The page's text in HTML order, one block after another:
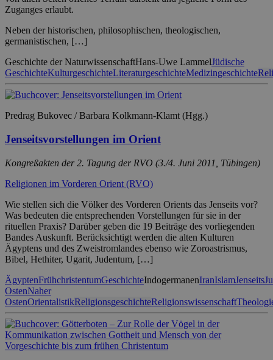
Zuganges erlaubt.
Neben der historischen, philosophischen, theologischen,
germanistischen, […]
Geschichte der NaturwissenschaftHans-Uwe LammelJüdische
GeschichteKulturgeschichteLiteraturgeschichteMedizingeschichte
Predrag Bukovec / Barbara Kolkmann-Klamt (Hgg.)
Jenseitsvorstellungen im Orient
Kongreßakten der 2. Tagung der RVO (3./4. Juni 2011, Tübingen)
Religionen im Vorderen Orient (RVO)
Wie stellen sich die Völker des Vorderen Orients das Jenseits vor?
Was bedeuten die entsprechenden Vorstellungen für sie in der
rituellen Praxis? Darüber geben die 19 Beiträge des vorliegenden
Bandes Auskunft. Berücksichtigt werden die alten Kulturen
Ägyptens und des Zweistromlandes ebenso wie Zoroastrismus,
Bibel, Hethiter, Ugarit, Judentum, […]
ÄgyptenFrühchristentumGeschichteIndogermanenIranIslamJenseits
OstenNaher
OstenOrientalistikReligionsgeschichteReligionswissenschaft